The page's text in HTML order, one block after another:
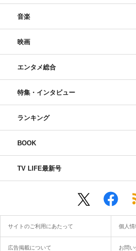
音楽
映画
エンタメ総合
特集・インタビュー
ランキング
BOOK
TV LIFE最新号
サイトのご利用にあたって 個人情
広告掲載について お問